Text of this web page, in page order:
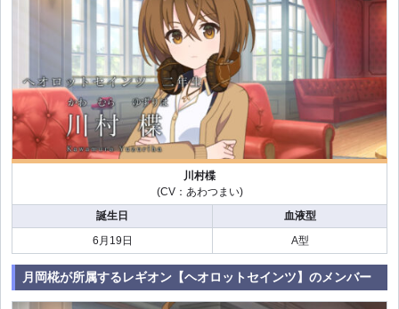
川村楪
(CV：あわつまい)
誕生日
血液型
6月19日
A型
月岡椛が所属するレギオン【ヘオロットセインツ】のメンバー